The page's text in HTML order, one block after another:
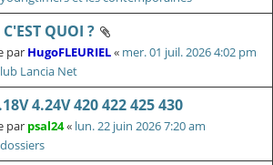
QUOI ?
par HugoFLEURIEL« mer. 01 juil. 2026 4:02 pm
Lancia Net
4.24V 420 422 425 430
par psal24« lun. 22 juin 2026 7:20 am